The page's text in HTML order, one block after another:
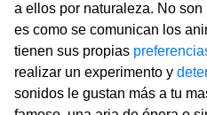
a ellos por naturaleza. No
es como se comunican los
tienen sus propias
realizar un experimento y
sonidos le gustan más a tu